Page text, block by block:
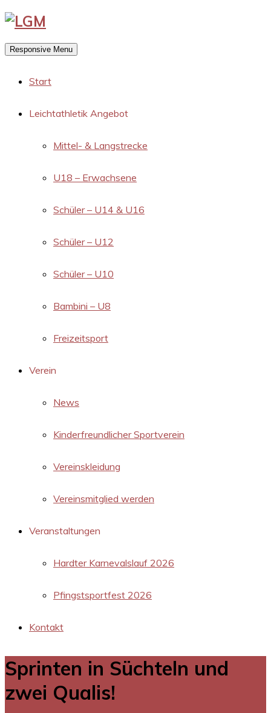
Responsive Menu
Start
Leichtathletik Angebot
Mittel- & Langstrecke
U18 – Erwachsene
Schüler – U14 & U16
Schüler – U12
Schüler – U10
Bambini – U8
Freizeitsport
Verein
News
Kinderfreundlicher Sportverein
Vereinskleidung
Vereinsmitglied werden
Veranstaltungen
Hardter Karnevalslauf 2026
Pfingstsportfest 2026
Kontakt
Sprinten in Süchteln und
zwei Qualis!